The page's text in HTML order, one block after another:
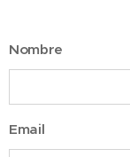
Nombre
Email